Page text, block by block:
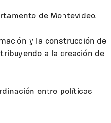
de Montevideo.
y la construcción de
a la creación de
entre políticas